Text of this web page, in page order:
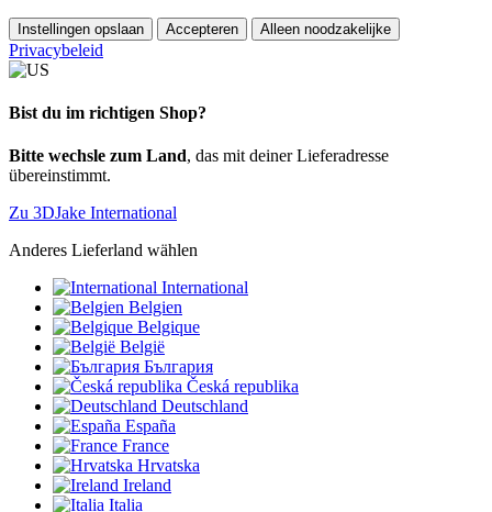
Instellingen opslaan Accepteren Alleen noodzakelijke
Privacybeleid
Bist du im richtigen Shop?
Bitte wechsle zum Land, das mit deiner Lieferadresse
übereinstimmt.
Zu 3DJake International
Anderes Lieferland wählen
International
Belgien
Belgique
België
България
Česká republika
Deutschland
España
France
Hrvatska
Ireland
Italia